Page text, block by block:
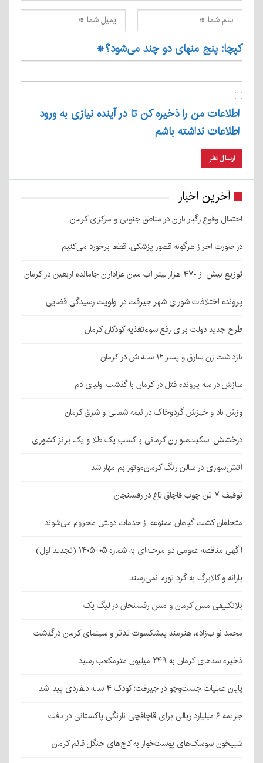
کپچا: پنج منهای دو چند می‌شود؟*
اطلاعات من را ذخیره کن تا در آینده نیازی به ورود
اطلاعات نداشته باشم
آخرین اخبار
احتمال وقوع رگبار باران در مناطق جنوبی و مرکزی کرمان
در صورت احراز هرگونه قصور پزشکی، قطعا برخورد می‌کنیم
توزیع بیش از ۴۷۰ هزار لیتر آب میان عزاداران جامانده اربعین در کرمان
پرونده اختلافات شورای شهر جیرفت در اولویت رسیدگی قضایی
طرح جدید دولت برای رفع سوءتغذیه کودکان کرمان
بازداشت زن سارق و پسر ۱۲ ساله‌اش در کرمان
سازش در سه پرونده قتل در کرمان با گذشت اولیای دم
وزش باد و خیزش گردوخاک در نیمه شمالی و شرق کرمان
درخشش اسکیت‌سواران کرمانی با کسب یک طلا و یک برنز کشوری
آتش‌سوزی در سالن رنگ کرمان‌موتور بم مهار شد
توقیف ۷ تن چوب قاچاق تاغ در رفسنجان
متخلفان کشت گیاهان ممنوعه از خدمات دولتی محروم می‌شوند
آگهی مناقصه عمومی دو مرحله‌ای به شماره ۰۵-۱۴۰۵ (تجدید اول)
یارانه و کالابرگ به گرد تورم نمی‌رسند
بلاتکلیفی مس کرمان و مس رفسنجان در لیگ یک
محمد نواب‌زاده، هنرمند پیشکسوت تئاتر و سینمای کرمان درگذشت
ذخیره سدهای کرمان به ۲۴۹ میلیون مترمکعب رسید
پایان عملیات جست‌وجو در جیرفت؛ کودک ۴ ساله دلفاردی پیدا شد
جریمه ۶ میلیارد ریالی برای قاچاقچی نارنگی پاکستانی در بافت
شبیخون سوسک‌های پوست‌خوار به کاج‌های جنگل قائم کرمان